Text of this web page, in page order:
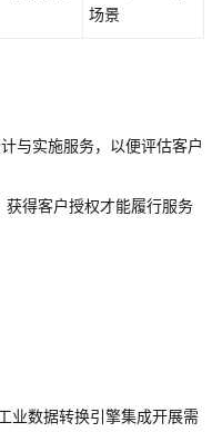
场景
与实施服务，以便评估客户
获得客户授权才能履行服务
业数据转换引擎集成开展需